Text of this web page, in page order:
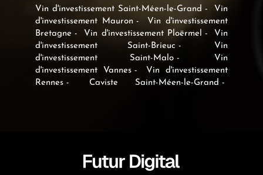
Vin d'investissement Saint-Méen-le-Grand
Vin
d'investissement Mauron
Vin d'investissement
Bretagne
Vin d'investissement Ploërmel
Vin
d'investissement Saint-Brieuc
Vin
d'investissement Saint-Malo
Vin
d'investissement Vannes
Vin d'investissement
Rennes
Caviste Saint-Méen-le-Grand
Expert en vin Ploërmel
Expert en vin Saint-
Expert en vin Saint-Malo